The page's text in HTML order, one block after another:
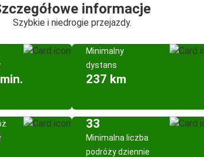
informacje
Szybkie i niedrogie przejazdy.
Minimalny
dystans
237 km
33
Minimalna liczba
podróży dziennie